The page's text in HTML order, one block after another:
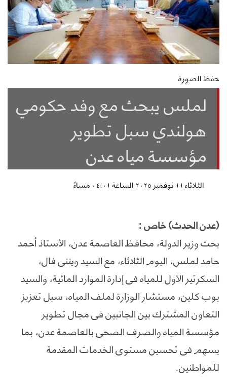
حفظ الصورة
لملس يبحث مع وفد حكومي
هولندي سبل تطوير
مؤسسة مياه عدن
الثلاثاء ١١ نوفمبر ٢٠٢٥ الساعة ٠٤:٠١ مساءً
(عدن الحدث) خاص :
بحث وزير الدولة، محافظ العاصمة عدن، الأستاذ أحمد
حامد لملس، اليوم الثلاثاء، مع السيد وينني فال،
السكرتير الأول للمياه في إدارة الموارد المائية، والسيد
يوب كلين، مستشار الوزارة لملف المياه، سبل تعزيز
التعاون المشترك بين الجانبين في مجال تطوير
مؤسسة المياه والصرف الصحي بالعاصمة عدن، بما
يسهم في تحسين مستوى الخدمات المقدمة
للمواطنين.